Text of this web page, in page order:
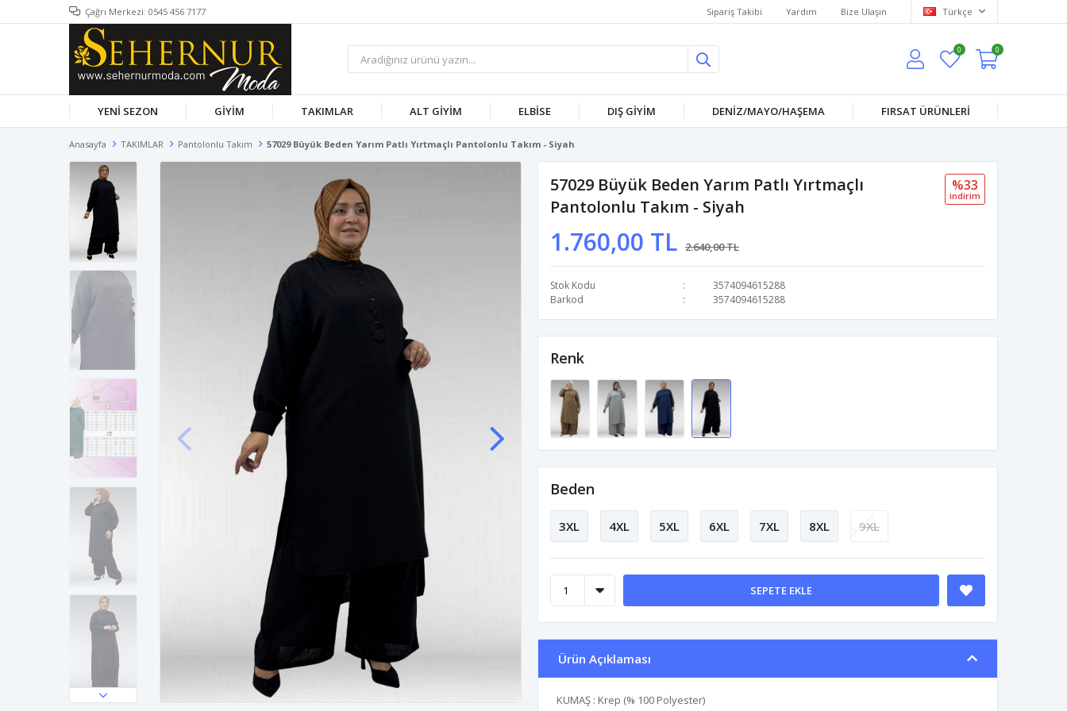
Çağrı Merkezi: 0545 456 7177 Sipariş Takibi Yardım Bize Ulaşın Türkçe
0 0
YENİ SEZON GİYİM TAKIMLAR ALT GİYİM ELBİSE DIŞ GİYİM DENİZ/MAYO/HAŞEMA FIRSAT ÜRÜNLERİ
Anasayfa TAKIMLAR Pantolonlu Takım 57029 Büyük Beden Yarım Patlı Yırtmaçlı Pantolonlu Takım - Siyah
57029 Büyük Beden Yarım Patlı Yırtmaçlı
Pantolonlu Takım - Siyah
1.760,00 TL 2.640,00 TL
%33
i̇ndi̇ri̇m
Stok Kodu
3574094615288
Barkod
3574094615288
Renk
Beden
3XL 4XL 5XL 6XL 7XL 8XL 9XL
SEPETE EKLE
Ürün Açıklaması
KUMAŞ : Krep (% 100 Polyester)